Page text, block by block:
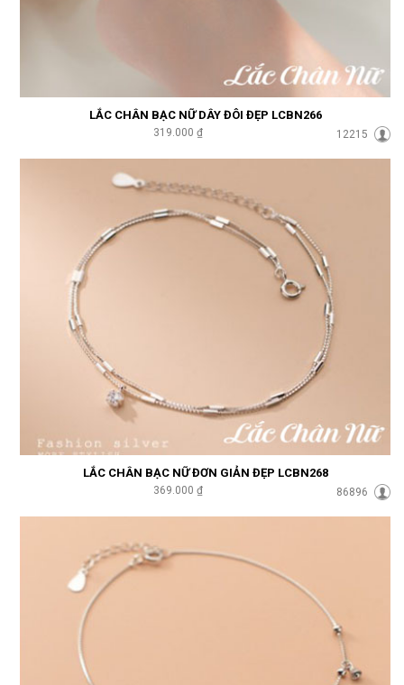
LẮC CHÂN BẠC NỮ DÂY ĐÔI ĐẸP LCBN266
319.000 ₫ 12215
LẮC CHÂN BẠC NỮ ĐƠN GIẢN ĐẸP LCBN268
369.000 ₫ 86896